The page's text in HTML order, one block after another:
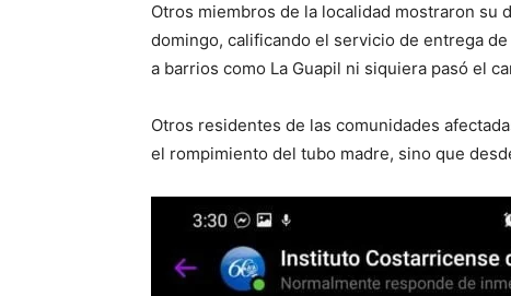
Otros miembros de la localidad mostraron
domingo, calificando el servicio de entrega
a barrios como La Guapil ni siquiera pasó el
Otros residentes de las comunidades
el rompimiento del tubo madre, sino que